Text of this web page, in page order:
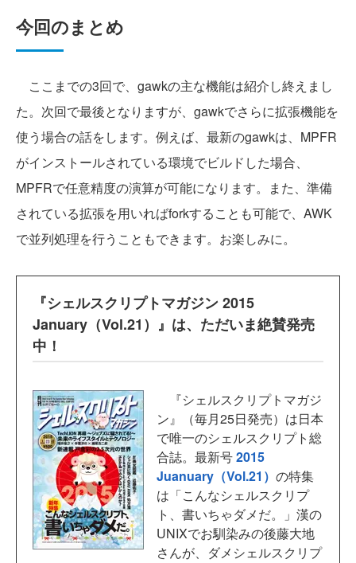
今回のまとめ
ここまでの3回で、gawkの主な機能は紹介し終えまし
た。次回で最後となりますが、gawkでさらに拡張機能を
使う場合の話をします。例えば、最新のgawkは、MPFR
がインストールされている環境でビルドした場合、
MPFRで任意精度の演算が可能になります。また、準備
されている拡張を用いればforkすることも可能で、AWK
で並列処理を行うこともできます。お楽しみに。
『シェルスクリプトマガジン 2015
January（Vol.21）』は、ただいま絶賛発売
中！
『シェルスクリプトマガジ
ン』（毎月25日発売）は日本
で唯一のシェルスクリプト総
合誌。最新号2015
Juanuary（Vol.21） の特集
は「こんなシェルスクリプ
ト、書いちゃダメだ。」漢の
UNIXでお馴染みの後藤大地
さんが、ダメシェルスクリプ